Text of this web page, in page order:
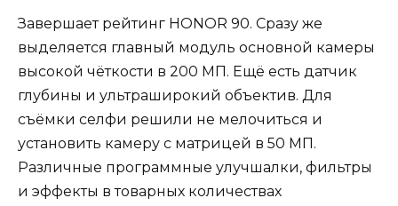
Завершает рейтинг HONOR 90. Сразу же
выделяется главный модуль основной камеры
высокой чёткости в 200 МП. Ещё есть датчик
глубины и ультраширокий объектив. Для
съёмки селфи решили не мелочиться и
установить камеру с матрицей в 50 МП.
Различные программные улучшалки, фильтры
и эффекты в товарных количествах